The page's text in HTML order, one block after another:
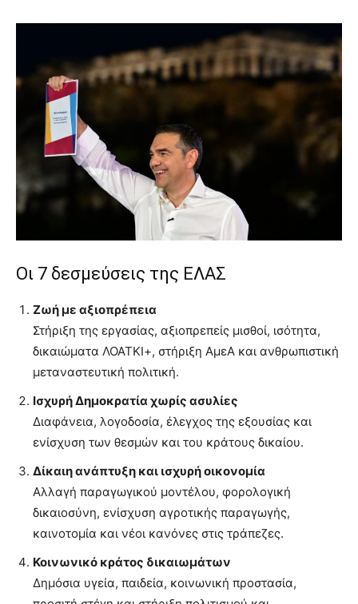
Οι 7 δεσμεύσεις της ΕΛΑΣ
Ζωή με αξιοπρέπεια
Στήριξη της εργασίας, αξιοπρεπείς μισθοί, ισότητα,
δικαιώματα ΛΟΑΤΚΙ+, στήριξη ΑμεΑ και ανθρωπιστική
μεταναστευτική πολιτική.
Ισχυρή Δημοκρατία χωρίς ασυλίες
Διαφάνεια, λογοδοσία, έλεγχος της εξουσίας και
ενίσχυση των θεσμών και του κράτους δικαίου.
Δίκαιη ανάπτυξη και ισχυρή οικονομία
Αλλαγή παραγωγικού μοντέλου, φορολογική
δικαιοσύνη, ενίσχυση αγροτικής παραγωγής,
καινοτομία και νέοι κανόνες στις τράπεζες.
Κοινωνικό κράτος δικαιωμάτων
Δημόσια υγεία, παιδεία, κοινωνική προστασία,